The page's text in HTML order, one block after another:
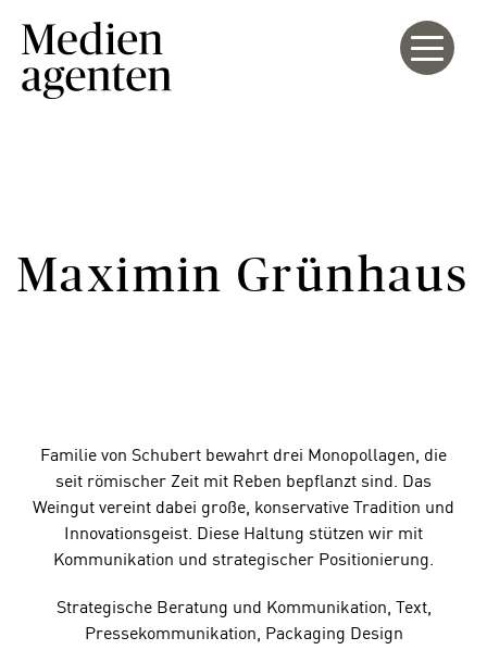
Maximin Grünhaus
Familie von Schubert bewahrt drei Monopollagen, die
seit römischer Zeit mit Reben bepflanzt sind. Das
Weingut vereint dabei große, konservative Tradition und
Innovationsgeist. Diese Haltung stützen wir mit
Kommunikation und strategischer Positionierung.
Strategische Beratung und Kommunikation, Text,
Pressekommunikation, Packaging Design